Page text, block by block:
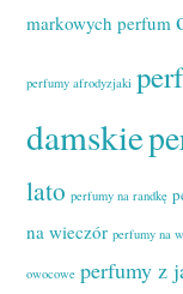
markowych perfum
perfumy afrodyzjaki
damskie
lato perfumy na randkę
na wieczór perfumy na
owocowe perfumy z